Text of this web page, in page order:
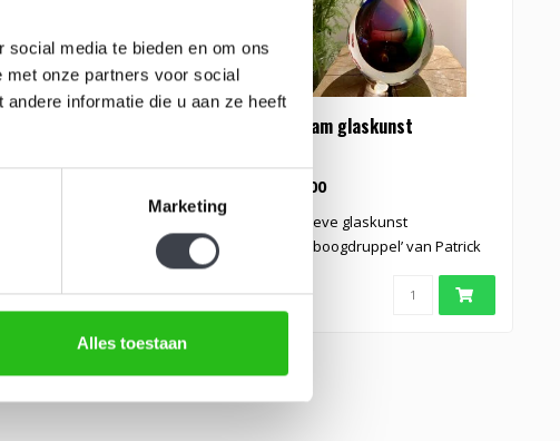
media te bieden en om ons
onze partners voor social
informatie die u aan ze heeft
Marketing
Alles toestaan
voor Kristal-Glas
Leerdam glaskunst
€209,00
Exclusieve glaskunst
‘Regenboogdruppel’ van Patrick